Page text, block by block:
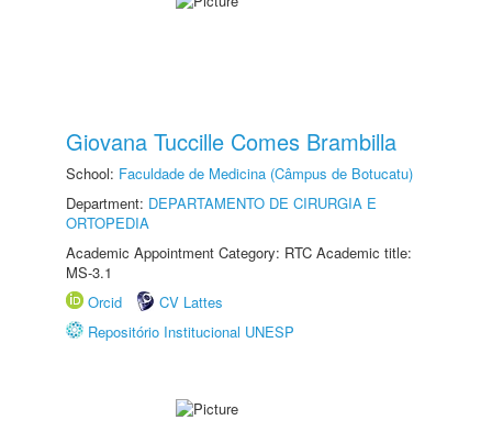
Giovana Tuccille Comes Brambilla
School: Faculdade de Medicina (Câmpus de Botucatu)
Department: DEPARTAMENTO DE CIRURGIA E
ORTOPEDIA
Academic Appointment Category: RTC Academic title:
MS-3.1
Orcid
CV Lattes
Repositório Institucional UNESP